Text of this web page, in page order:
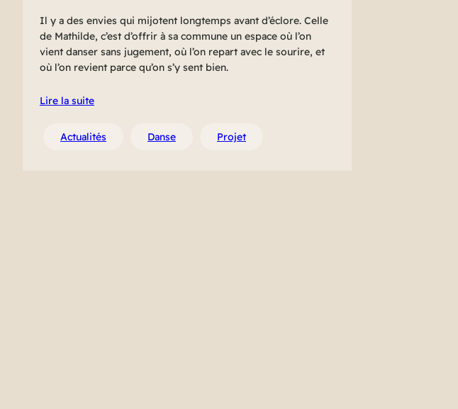
Il y a des envies qui mijotent longtemps avant d’éclore. Celle
de Mathilde, c’est d’offrir à sa commune un espace où l’on
vient danser sans jugement, où l’on repart avec le sourire, et
où l’on revient parce qu’on s’y sent bien.
Lire la suite
Actualités Danse Projet